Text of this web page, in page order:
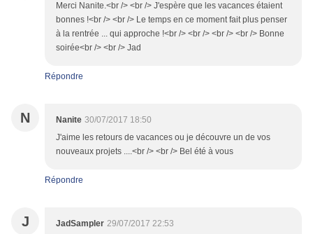
Merci Nanite.<br /> <br /> J'espère que les vacances étaient
bonnes !<br /> <br /> Le temps en ce moment fait plus penser
à la rentrée ... qui approche !<br /> <br /> <br /> <br /> Bonne
soirée<br /> <br /> Jad
Répondre
N Nanite 30/07/2017 18:50
J'aime les retours de vacances ou je découvre un de vos
nouveaux projets ....<br /> <br /> Bel été à vous
Répondre
J JadSampler 29/07/2017 22:53